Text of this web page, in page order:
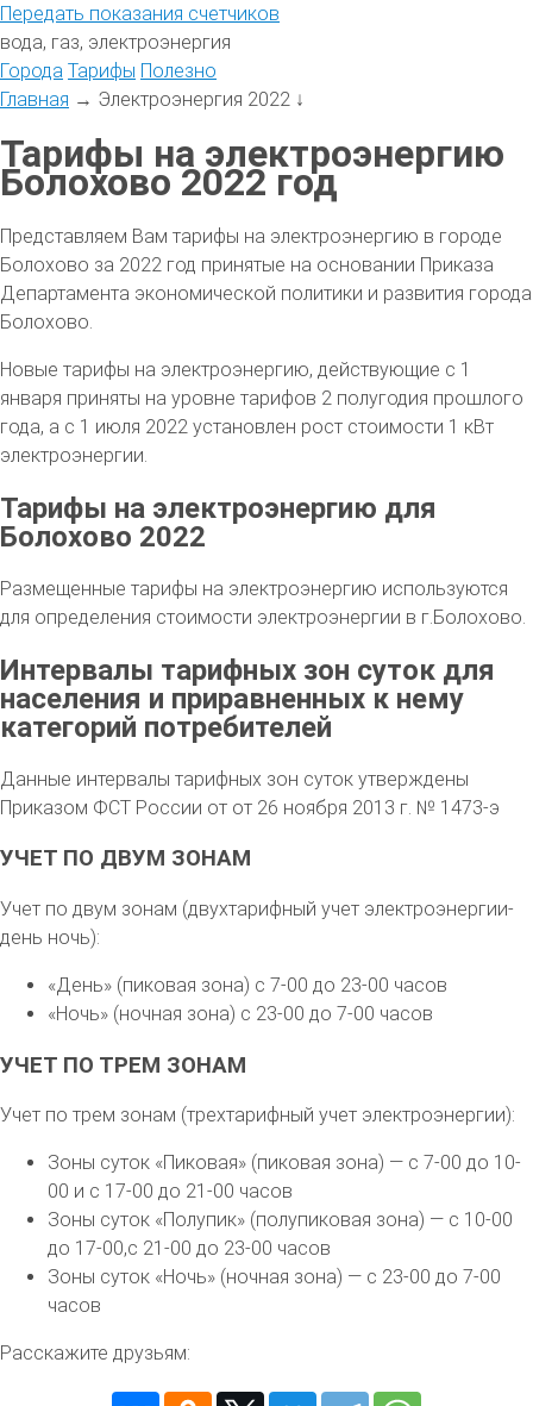
Передать показания счетчиков
вода, газ, электроэнергия
Города Тарифы Полезно
Главная → Электроэнергия 2022 ↓
Тарифы на электроэнергию
Болохово 2022 год
Представляем Вам тарифы на электроэнергию в городе
Болохово за 2022 год принятые на основании Приказа
Департамента экономической политики и развития города
Болохово.
Новые тарифы на электроэнергию, действующие с 1
января приняты на уровне тарифов 2 полугодия прошлого
года, а с 1 июля 2022 установлен рост стоимости 1 кВт
электроэнергии.
Тарифы на электроэнергию для
Болохово 2022
Размещенные тарифы на электроэнергию используются
для определения стоимости электроэнергии в г.Болохово.
Интервалы тарифных зон суток для
населения и приравненных к нему
категорий потребителей
Данные интервалы тарифных зон суток утверждены
Приказом ФСТ России от от 26 ноября 2013 г. № 1473-э
УЧЕТ ПО ДВУМ ЗОНАМ
Учет по двум зонам (двухтарифный учет электроэнергии-
день ночь):
«День» (пиковая зона) с 7-00 до 23-00 часов
«Ночь» (ночная зона) с 23-00 до 7-00 часов
УЧЕТ ПО ТРЕМ ЗОНАМ
Учет по трем зонам (трехтарифный учет электроэнергии):
Зоны суток «Пиковая» (пиковая зона) — с 7-00 до 10-
00 и с 17-00 до 21-00 часов
Зоны суток «Полупик» (полупиковая зона) — с 10-00
до 17-00,с 21-00 до 23-00 часов
Зоны суток «Ночь» (ночная зона) — с 23-00 до 7-00
часов
Расскажите друзьям: